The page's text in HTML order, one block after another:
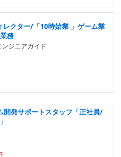
レクター/「10時始業 」ゲーム業
務
ジニアガイド
開発サポートスタッフ「正社員/